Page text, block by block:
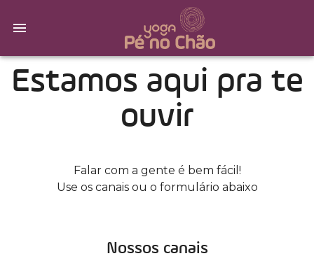
Estamos aqui pra te
ouvir
Falar com a gente é bem fácil!
Use os canais ou o formulário abaixo
Nossos canais